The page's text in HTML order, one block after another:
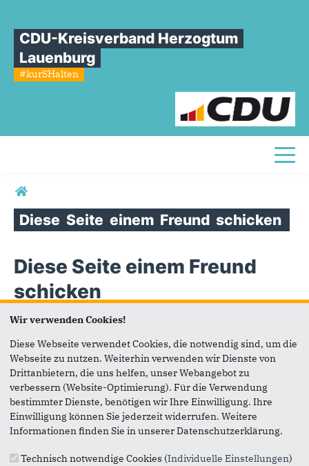
CDU-Kreisverband Herzogtum
Lauenburg
#kurSHalten
Sie sind hier
Diese Seite einem Freund schicken
Diese Seite einem Freund
schicken
Seite versenden
Vielen Dank, dass Sie die Inhalte unserer Homepage
weiterempfehlen.
Anmerkung: Ihre E-Mail-Adresse wird benötigt um die
Personen, denen Sie die Seite weiterempfehlen, zu
informieren, von wem die Empfehlung kommt, und dass es
Wir verwenden Cookies!
Diese Webseite verwendet Cookies, die notwendig sind, um die
Webseite zu nutzen. Weiterhin verwenden wir Dienste von
Drittanbietern, die uns helfen, unser Webangebot zu
verbessern (Website-Optimierung). Für die Verwendung
bestimmter Dienste, benötigen wir Ihre Einwilligung. Ihre
Einwilligung können Sie jederzeit widerrufen. Weitere
Informationen finden Sie in unserer Datenschutzerklärung.
Technisch notwendige Cookies (Individuelle Einstellungen)